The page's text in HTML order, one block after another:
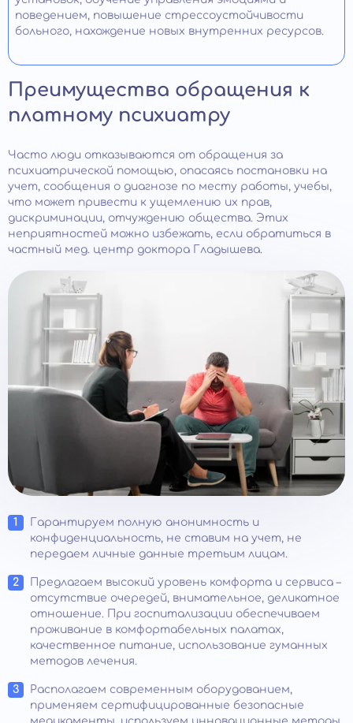
поведением, повышение стрессоустойчивости
больного, нахождение новых внутренних ресурсов.
Преимущества обращения к
платному психиатру
Часто люди отказываются от обращения за
психиатрической помощью, опасаясь постановки на
учет, сообщения о диагнозе по месту работы, учебы,
что может привести к ущемлению их прав,
дискриминации, отчуждению общества. Этих
неприятностей можно избежать, если обратиться в
частный мед. центр доктора Гладышева.
Гарантируем полную анонимность и
конфиденциальность, не ставим на учет, не
передаем личные данные третьим лицам.
Предлагаем высокий уровень комфорта и сервиса –
отсутствие очередей, внимательное, деликатное
отношение. При госпитализации обеспечиваем
проживание в комфортабельных палатах,
качественное питание, использование гуманных
методов лечения.
Располагаем современным оборудованием,
применяем сертифицированные безопасные